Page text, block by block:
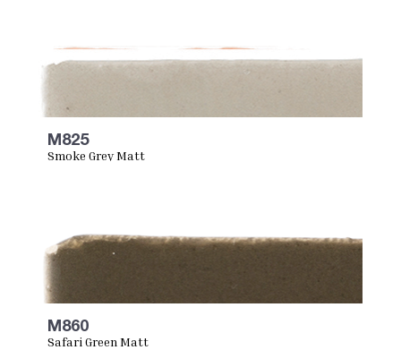
M825
Smoke Grey Matt
M860
Safari Green Matt